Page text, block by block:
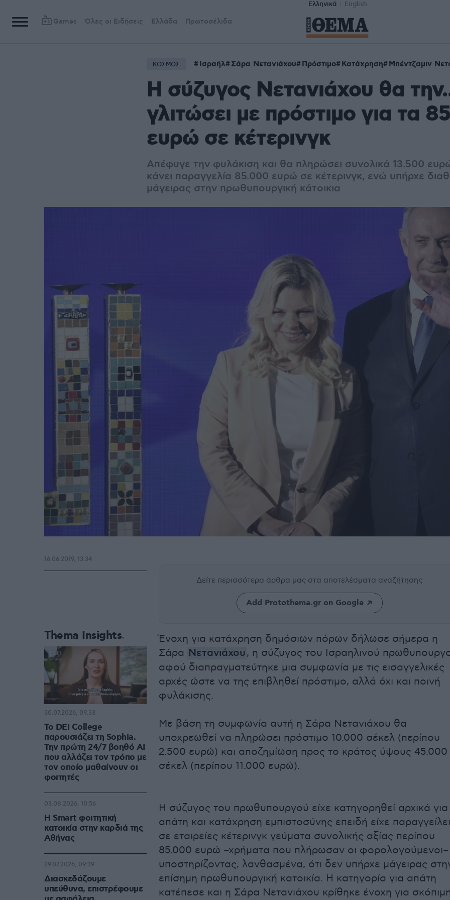
Ελληνικά English
Games Όλες οι Ειδήσεις Ελλάδα Πρωτοσέλιδα
ΚΟΣΜΟΣ Ισραήλ Σάρα Νετανιάχου Πρόστιμο Κατάχρηση Μπέντζαμιν
Η σύζυγος Νετανιάχου θα
γλιτώσει με πρόστιμο για τα
ευρώ σε κέτερινγκ
Απέφυγε την φυλάκιση και θα πληρώσει συνολικά 13.500 ευρώ
κάνει παραγγελία 85.000 ευρώ σε κέτερινγκ, ενώ υπήρχε
μάγειρας στην πρωθυπουργική κάτοικια
Δείτε περισσότερα άρθρα μας στα αποτελέσματα αναζήτησης
Add Protothema.gr on Google
Ένοχη για κατάχρηση δημόσιων πόρων δήλωσε σήμερα η
Σάρα Νετανιάχου, η σύζυγος του Ισραηλινού
αφού διαπραγματεύτηκε μια συμφωνία με τις εισαγγελικές
αρχές ώστε να της επιβληθεί πρόστιμο, αλλά όχι και ποινή
φυλάκισης.
Με βάση τη συμφωνία αυτή η Σάρα Νετανιάχου θα
υποχρεωθεί να πληρώσει πρόστιμο 10.000 σέκελ (περίπου
2.500 ευρώ) και αποζημίωση προς το κράτος ύψους 45.000
σέκελ (περίπου 11.000 ευρώ).
Η σύζυγος του πρωθυπουργού είχε κατηγορηθεί αρχικά για
απάτη και κατάχρηση εμπιστοσύνης επειδή είχε παραγγείλει
σε εταιρείες κέτερινγκ γεύματα συνολικής αξίας περίπου
85.000 ευρώ –χρήματα που πλήρωσαν οι φορολογούμενοι–
υποστηρίζοντας, λανθασμένα, ότι δεν υπήρχε μάγειρας
επίσημη πρωθυπουργική κατοικία. Η κατηγορία για απάτη
κατέπεσε και η Σάρα Νετανιάχου κρίθηκε ένοχη για
16.06.2019, 13:34
Thema Insights
Το DEI College
παρουσιάζει τη Sophia.
Την πρώτη 24/7 βοηθό AI
που αλλάζει τον τρόπο με
τον οποίο μαθαίνουν οι
φοιτητές
30.07.2026, 09:33
Η Smart φοιτητική
κατοικία στην καρδιά της
Αθήνας
03.08.2026, 10:56
Διασκεδάζουμε
υπεύθυνα, επιστρέφουμε
29.07.2026, 09:39